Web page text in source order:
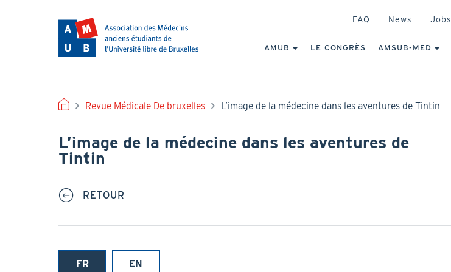
HEADER
FAQ News Jobs
PRINCIPALE
AMUB LE CONGRÈS AMSUB-MED
FIL
D'ARIANE
Revue Médicale De bruxelles L’image de la médecine dans les aventures de Tintin
L’image de la médecine dans les aventures de
Tintin
RETOUR
FR
EN